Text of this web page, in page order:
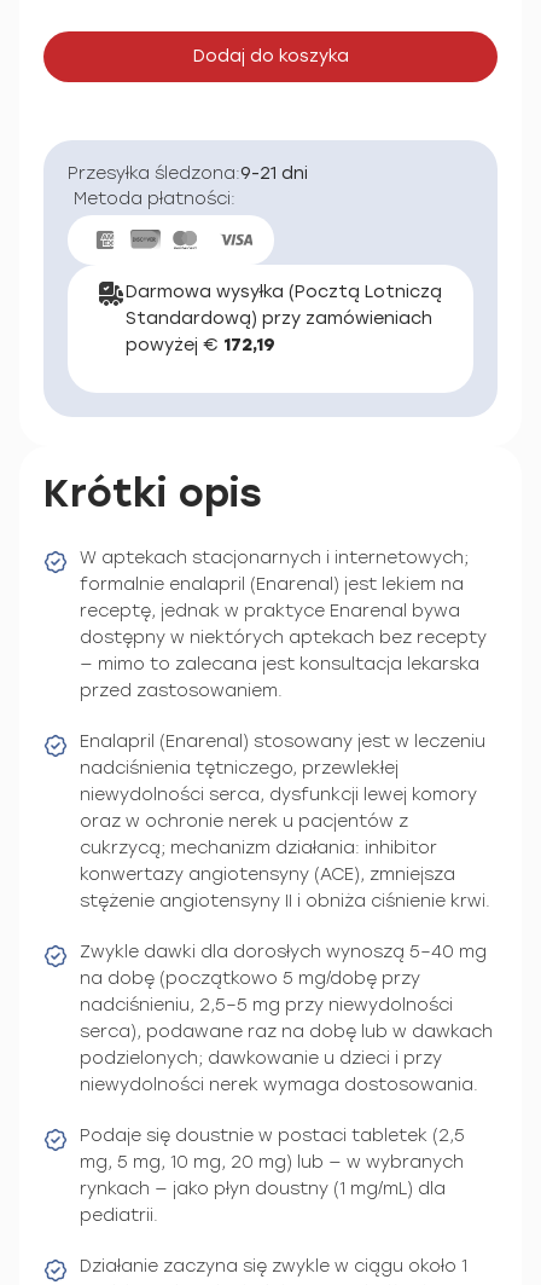
Dodaj do koszyka
Przesyłka śledzona:9-21 dni
Metoda płatności:
Darmowa wysyłka (Pocztą Lotniczą
Standardową) przy zamówieniach
powyżej € 172,19
Krótki opis
W aptekach stacjonarnych i internetowych;
formalnie enalapril (Enarenal) jest lekiem na
receptę, jednak w praktyce Enarenal bywa
dostępny w niektórych aptekach bez recepty
— mimo to zalecana jest konsultacja lekarska
przed zastosowaniem.
Enalapril (Enarenal) stosowany jest w leczeniu
nadciśnienia tętniczego, przewlekłej
niewydolności serca, dysfunkcji lewej komory
oraz w ochronie nerek u pacjentów z
cukrzycą; mechanizm działania: inhibitor
konwertazy angiotensyny (ACE), zmniejsza
stężenie angiotensyny II i obniża ciśnienie krwi.
Zwykle dawki dla dorosłych wynoszą 5–40 mg
na dobę (początkowo 5 mg/dobę przy
nadciśnieniu, 2,5–5 mg przy niewydolności
serca), podawane raz na dobę lub w dawkach
podzielonych; dawkowanie u dzieci i przy
niewydolności nerek wymaga dostosowania.
Podaje się doustnie w postaci tabletek (2,5
mg, 5 mg, 10 mg, 20 mg) lub — w wybranych
rynkach — jako płyn doustny (1 mg/mL) dla
pediatrii.
Działanie zaczyna się zwykle w ciągu około 1